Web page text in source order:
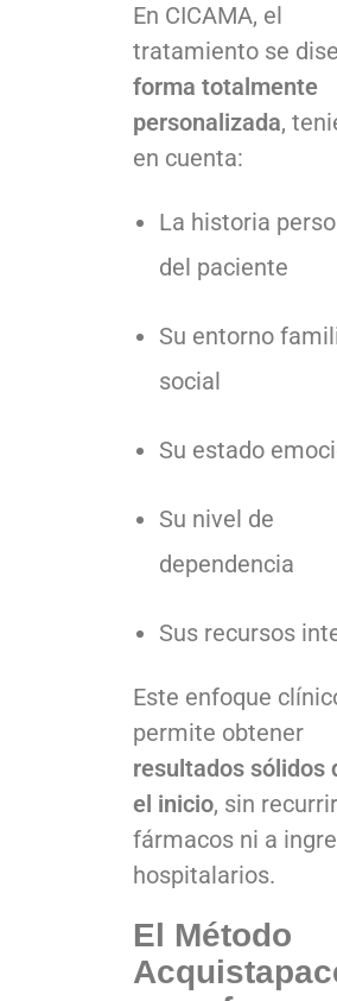
En CICAMA, el
tratamiento se
forma totalmente
personalizada,
en cuenta:
La historia
del paciente
Su entorno
social
Su estado
Su nivel de
dependencia
Sus recursos
Este enfoque
permite obtener
resultados sólidos
el inicio, sin
fármacos ni a
hospitalarios.
El Método